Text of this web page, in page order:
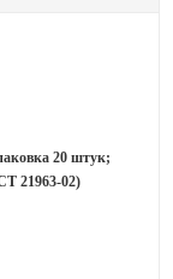
20 штук;
21963-02)